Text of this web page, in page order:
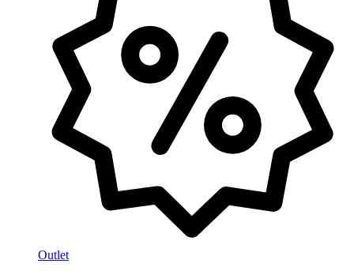
Outlet